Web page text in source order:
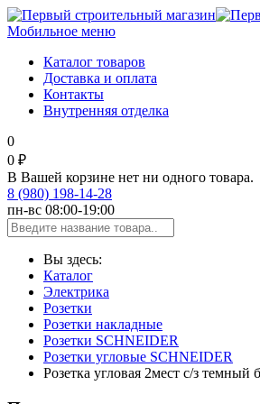
Мобильное меню
Каталог товаров
Доставка и оплата
Контакты
Внутренняя отделка
0
0 ₽
В Вашей корзине нет ни одного товара.
8 (980) 198-14-28
пн-вс 08:00-19:00
Вы здесь:
Каталог
Электрика
Розетки
Розетки накладные
Розетки SCHNEIDER
Розетки угловые SCHNEIDER
Розетка угловая 2мест c/з